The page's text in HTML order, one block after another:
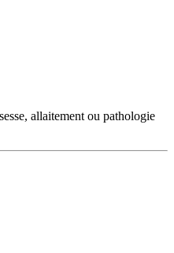
allaitement ou pathologie